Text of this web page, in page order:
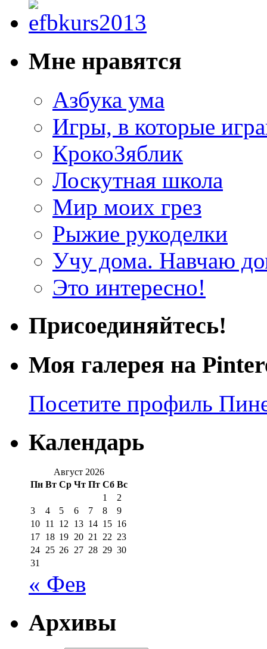
Мне нравятся
Азбука ума
Игры, в которые
КрокоЗяблик
Лоскутная школа
Мир моих грез
Рыжие рукоделки
Учу дома. Навчаю
Это интересно!
Присоединяйтесь!
Моя галерея на
Посетите профиль
Календарь
Август 2026
Пн Вт Ср Чт Пт Сб Вс
1
2
3
4 5 6 7 8
9
10 11 12 13 14 15 16
17 18 19 20 21 22 23
24 25 26 27 28 29 30
31
« Фев
Архивы